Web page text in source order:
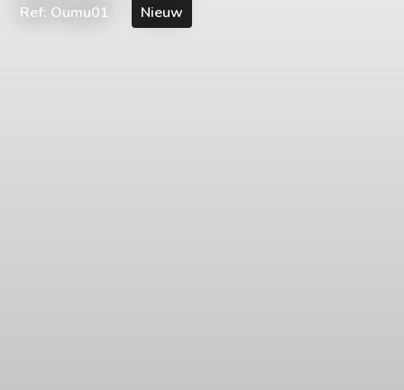
Ref: Oumu01 Nieuw